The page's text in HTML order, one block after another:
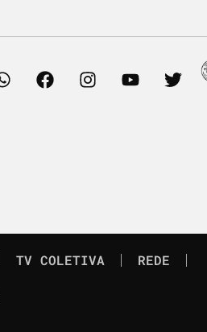
TV COLETIVA REDE